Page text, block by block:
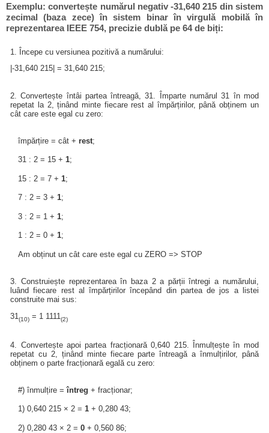
Exemplu: convertește numărul negativ -31,640 215 din sistem
zecimal (baza zece) în sistem binar în virgulă mobilă în
reprezentarea IEEE 754, precizie dublă pe 64 de biți:
1. Începe cu versiunea pozitivă a numărului:
|-31,640 215| = 31,640 215;
2. Convertește întâi partea întreagă, 31. Împarte numărul 31 în mod
repetat la 2, ținând minte fiecare rest al împărțirilor, până obținem un
cât care este egal cu zero:
împărțire = cât + rest;
31 : 2 = 15 + 1;
15 : 2 = 7 + 1;
7 : 2 = 3 + 1;
3 : 2 = 1 + 1;
1 : 2 = 0 + 1;
Am obținut un cât care este egal cu ZERO => STOP
3. Construiește reprezentarea în baza 2 a părții întregi a numărului,
luând fiecare rest al împărțirilor începând din partea de jos a listei
construite mai sus:
31(10) = 1 1111(2)
4. Convertește apoi partea fracționară 0,640 215. Înmulțește în mod
repetat cu 2, ținând minte fiecare parte întreagă a înmulțirilor, până
obținem o parte fracționară egală cu zero:
#) înmulțire =întreg + fracționar;
1) 0,640 215 × 2 = 1+ 0,280 43;
2) 0,280 43 × 2 = 0+ 0,560 86;